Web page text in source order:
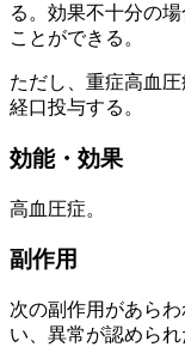
る。効果不十分の
ことができる。
ただし、重症高血
経口投与する。
効能・効果
高血圧症。
副作用
次の副作用があら
い、異常が認めら